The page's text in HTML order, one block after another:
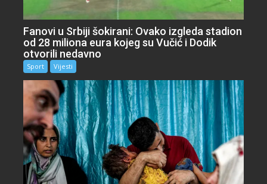
Fanovi u Srbiji šokirani: Ovako izgleda stadion
od 28 miliona eura kojeg su Vučić i Dodik
otvorili nedavno
Sport Vijesti